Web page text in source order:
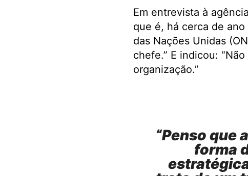
Em entrevista à
que é, há cerca de
das Nações Unidas
chefe.” E indicou:
organização.”
“Penso que
forma